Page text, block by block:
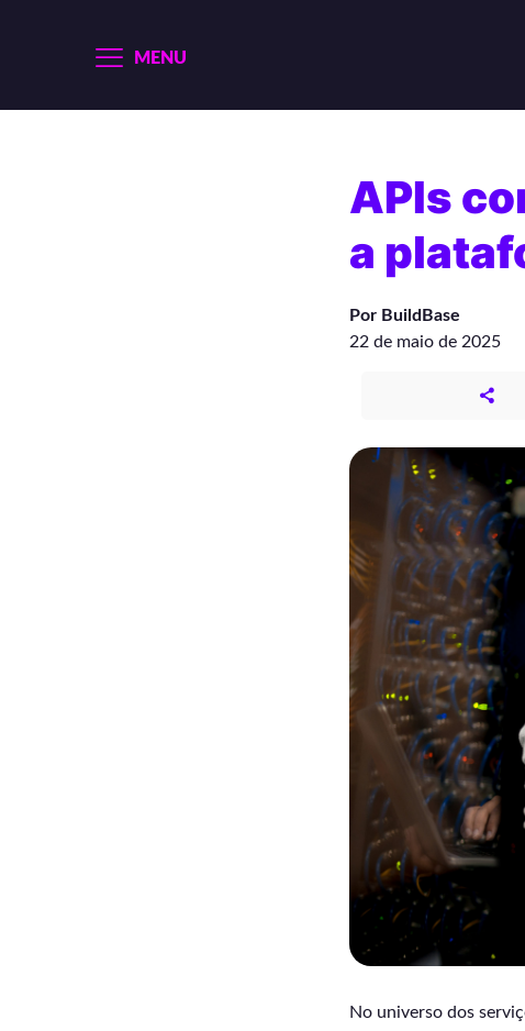
MENU
APIs
a
Por BuildBase
22 de maio de 2025
No universo dos